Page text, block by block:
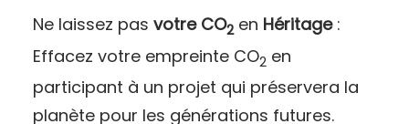
Ne laissez pas votre CO2en Héritage:
Effacez votre empreinte CO2 en
participant à un projet qui préservera la
planète pour les générations futures.